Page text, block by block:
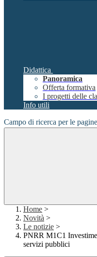
Didattica
Panoramica
Offerta formativa
I progetti delle
Info utili
Campo di ricerca per le
Home >
Novità >
Le notizie >
PNRR M1C1
servizi pubblici